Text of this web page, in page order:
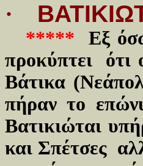
·
*****
Εξ
προκύπτει ότι
Βάτικα
πήραν το
Βατικιώται
και Σπέτσες